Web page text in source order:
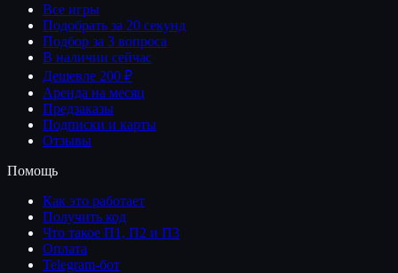
Все игры
Подобрать за 20 секунд
Подбор за 3 вопроса
В наличии сейчас
Дешевле 200 ₽
Аренда на месяц
Предзаказы
Подписки и карты
Отзывы
Помощь
Как это работает
Получить код
Что такое П1, П2 и П3
Оплата
Telegram-бот